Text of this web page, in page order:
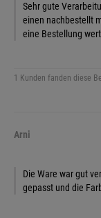
Sehr gute
einen nachbestellt
eine Bestellung
1 Kunden fanden diese
Arni
Die Ware war gut
gepasst und die